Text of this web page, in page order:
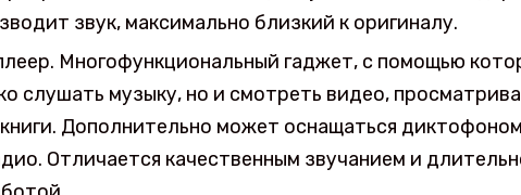
звук, максимально близкий к оригиналу.
Многофункциональный гаджет, с помощью
слушать музыку, но и смотреть видео,
Дополнительно может оснащаться
Отличается качественным звучанием и